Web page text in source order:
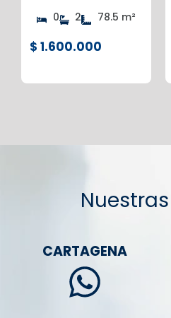
0 2 78.5 m²
$ 1.600.000
Nuestras
CARTAGENA